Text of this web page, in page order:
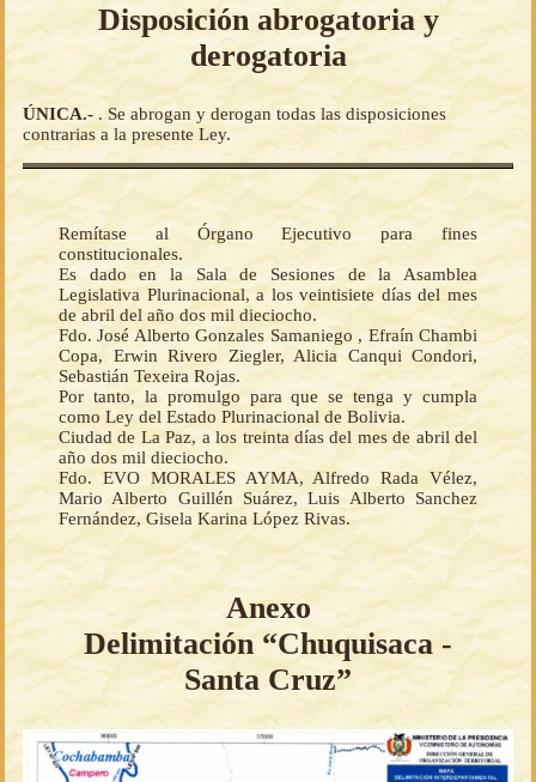
Disposición abrogatoria y
derogatoria
ÚNICA.- . Se abrogan y derogan todas las disposiciones
contrarias a la presente Ley.
Remítase al Órgano Ejecutivo para fines
constitucionales.
Es dado en la Sala de Sesiones de la Asamblea
Legislativa Plurinacional, a los veintisiete días del mes
de abril del año dos mil dieciocho.
Fdo. José Alberto Gonzales Samaniego , Efraín Chambi
Copa, Erwin Rivero Ziegler, Alicia Canqui Condori,
Sebastián Texeira Rojas.
Por tanto, la promulgo para que se tenga y cumpla
como Ley del Estado Plurinacional de Bolivia.
Ciudad de La Paz, a los treinta días del mes de abril del
año dos mil dieciocho.
Fdo. EVO MORALES AYMA, Alfredo Rada Vélez,
Mario Alberto Guillén Suárez, Luis Alberto Sanchez
Fernández, Gisela Karina López Rivas.
Anexo
Delimitación “Chuquisaca -
Santa Cruz”